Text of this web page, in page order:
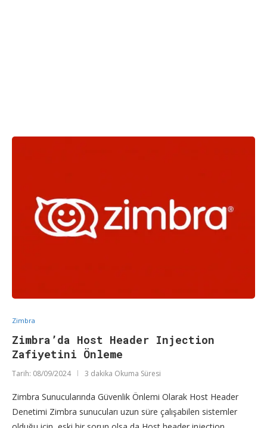
Zimbra
Zimbra’da Host Header Injection
Zafiyetini Önleme
Tarih: 08/09/2024 3 dakika Okuma Süresi
Zimbra Sunucularında Güvenlik Önlemi Olarak Host Header
Denetimi Zimbra sunucuları uzun süre çalışabilen sistemler